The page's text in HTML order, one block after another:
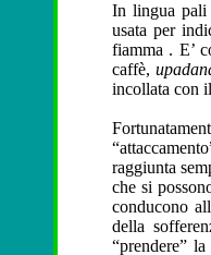
In lingua pali
usata per
fiamma . E’
caffè,
incollata con
raggiunta
che si
conducono
della
“prendere”